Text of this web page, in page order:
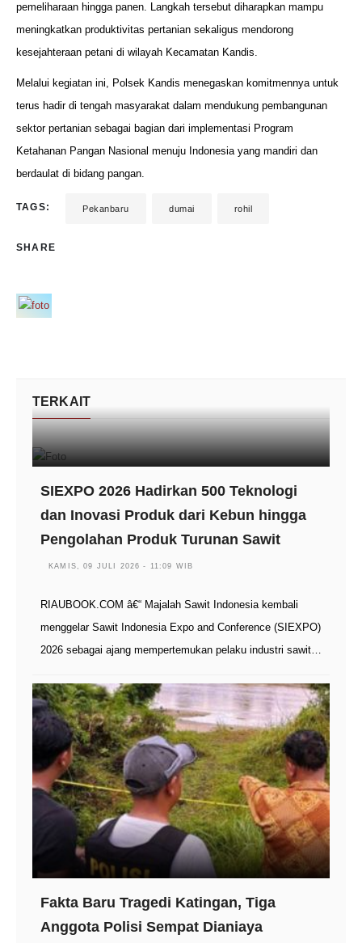
pemeliharaan hingga panen. Langkah tersebut diharapkan mampu
meningkatkan produktivitas pertanian sekaligus mendorong
kesejahteraan petani di wilayah Kecamatan Kandis.
Melalui kegiatan ini, Polsek Kandis menegaskan komitmennya untuk
terus hadir di tengah masyarakat dalam mendukung pembangunan
sektor pertanian sebagai bagian dari implementasi Program
Ketahanan Pangan Nasional menuju Indonesia yang mandiri dan
berdaulat di bidang pangan.
TAGS: Pekanbaru dumai rohil
SHARE
TERKAIT
SIEXPO 2026 Hadirkan 500 Teknologi
dan Inovasi Produk dari Kebun hingga
Pengolahan Produk Turunan Sawit
KAMIS, 09 JULI 2026 - 11:09 WIB
RIAUBOOK.COM â€“ Majalah Sawit Indonesia kembali
menggelar Sawit Indonesia Expo and Conference (SIEXPO)
2026 sebagai ajang mempertemukan pelaku industri sawit…
Fakta Baru Tragedi Katingan, Tiga
Anggota Polisi Sempat Dianiaya